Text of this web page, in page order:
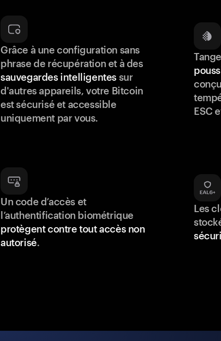
Grâce à une configuration sans
phrase de récupération et à des
sauvegardes intelligentes sur
d'autres appareils, votre Bitcoin
est sécurisé et accessible
uniquement par vous.
ESC
Un code d’accès et
l’authentification biométrique
protègent contre tout accès non
autorisé.
Les